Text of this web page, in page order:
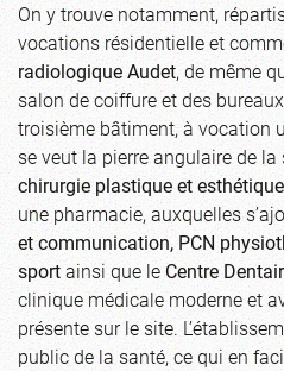
On y trouve notamment,
vocations résidentielle et
radiologique Audet, de même
salon de coiffure et des
troisième bâtiment, à vocation
se veut la pierre angulaire de
chirurgie plastique et
une pharmacie, auxquelles
et communication,PCN
sportainsi que leCentre
clinique médicale moderne et
présente sur le site.
public de la santé, ce qui en